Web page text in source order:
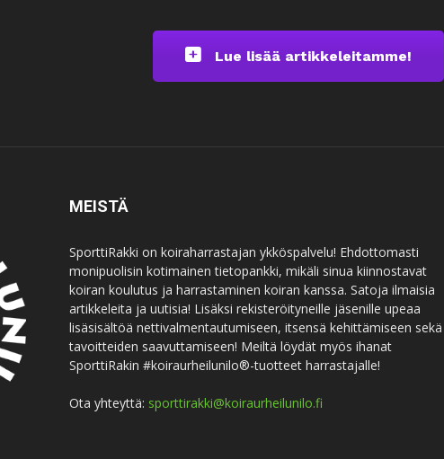
Lue lisää artikkeleitamme!
MEISTÄ
SporttiRakki on koiraharrastajan ykköspalvelu! Ehdottomasti
monipuolisin kotimainen tietopankki, mikäli sinua kiinnostavat
koiran koulutus ja harrastaminen koiran kanssa. Satoja ilmaisia
artikkeleita ja uutisia! Lisäksi rekisteröityneille jäsenille upeaa
lisäsisältöä nettivalmentautumiseen, itsensä kehittämiseen sekä
tavoitteiden saavuttamiseen! Meiltä löydät myös ihanat
SporttiRakin #koiraurheilunilo®-tuotteet harrastajalle!
Ota yhteyttä: sporttirakki@koiraurheilunilo.fi